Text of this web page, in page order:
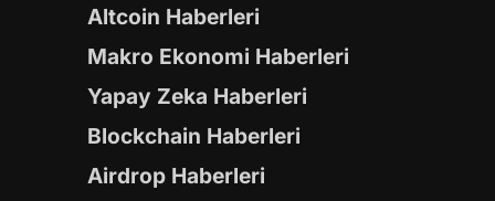
Altcoin Haberleri
Makro Ekonomi Haberleri
Yapay Zeka Haberleri
Blockchain Haberleri
Airdrop Haberleri